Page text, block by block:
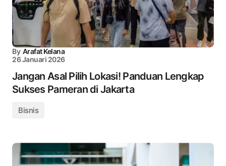
By Arafat Kelana
26 Januari 2026
Jangan Asal Pilih Lokasi! Panduan Lengkap
Sukses Pameran di Jakarta
Bisnis